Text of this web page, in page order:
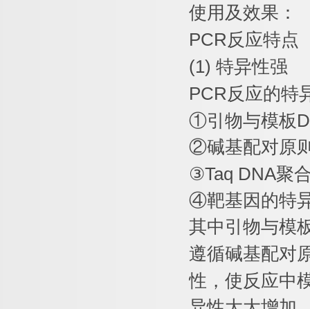
使用及效果：
PCR反应特点
(1) 特异性强
PCR反应的特
①引物与模板
②碱基配对原
③Taq DNA聚
④靶基因的特
其中引物与模
遵循碱基配对
性，使反应中